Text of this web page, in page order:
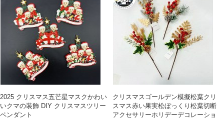
2025 クリスマス五芒星マスクかわい
いクマの装飾 DIY クリスマスツリー
ペンダント
クリスマスゴールデン模擬松葉クリ
スマス赤い果実松ぼっくり松葉切断
アクセサリーホリデーデコレーショ